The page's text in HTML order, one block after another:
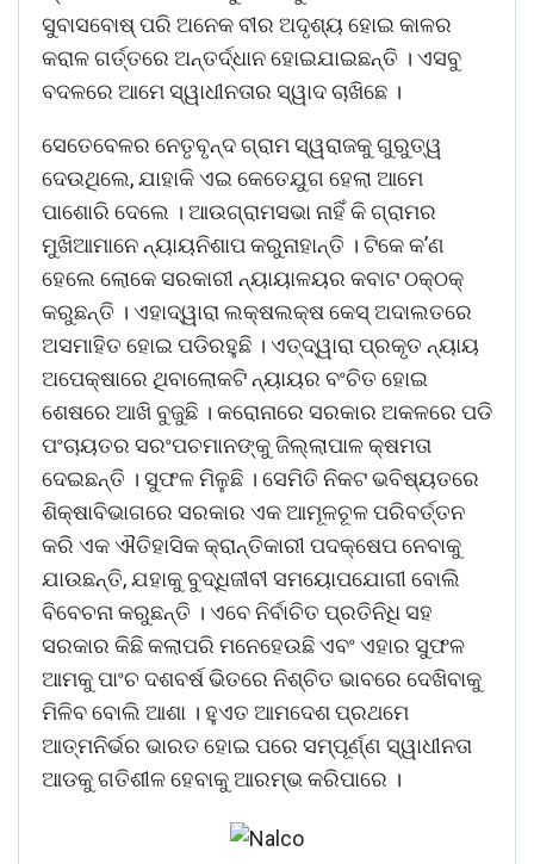
ସୁବାସବୋଷ୍ ପରି ଅନେକ ବୀର ଅଦୃଶ୍ୟ ହୋଇ କାଳର
କରାଳ ଗର୍ତ୍ତରେ ଅନ୍ତର୍ଦ୍ଧାନ ହୋଇଯାଇଛନ୍ତି । ଏସବୁ
ବଦଳରେ ଆମେ ସ୍ୱାଧୀନତାର ସ୍ୱାଦ ଚାଖିଛେ ।
ସେତେବେଳର ନେତୃବୃନ୍ଦ ଗ୍ରାମ ସ୍ୱରାଜକୁ ଗୁରୁତ୍ୱ
ଦେଉଥିଲେ, ଯାହାକି ଏଇ କେତେଯୁଗ ହେଲା ଆମେ
ପାଶୋରି ଦେଲେ । ଆଉଗ୍ରାମସଭା ନାହିଁ କି ଗ୍ରାମର
ମୁଖିଆମାନେ ନ୍ୟାୟନିଶାପ କରୁନାହାନ୍ତି । ଟିକେ କ’ଣ
ହେଲେ ଲୋକେ ସରକାରୀ ନ୍ୟାୟାଳୟର କବାଟ ଠକ୍ଠକ୍
କରୁଛନ୍ତି । ଏହାଦ୍ୱାରା ଲକ୍ଷଲକ୍ଷ କେସ୍ ଅଦାଲତରେ
ଅସମାହିତ ହୋଇ ପଡିରହୁଛି । ଏତ୍ଦ୍ୱାରା ପ୍ରକୃତ ନ୍ୟାୟ
ଅପେକ୍ଷାରେ ଥିବାଲୋକଟି ନ୍ୟାୟର ବଂଚିତ ହୋଇ
ଶେଷରେ ଆଖି ବୁଜୁଛି । କରୋନାରେ ସରକାର ଅକଳରେ ପଡି
ପଂଚାୟତର ସରଂପଚମାନଙ୍କୁ ଜିଲ୍ଲାପାଳ କ୍ଷମତା
ଦେଇଛନ୍ତି । ସୁଫଳ ମିଳୁଛି । ସେମିତି ନିକଟ ଭବିଷ୍ୟତରେ
ଶିକ୍ଷାବିଭାଗରେ ସରକାର ଏକ ଆମୂଳଚୂଳ ପରିବର୍ତ୍ତନ
କରି ଏକ ଐତିହାସିକ କ୍ରାନ୍ତିକାରୀ ପଦକ୍ଷେପ ନେବାକୁ
ଯାଉଛନ୍ତି, ଯହାକୁ ବୁଦ୍ଧିଜୀବୀ ସମୟୋପଯୋଗୀ ବୋଲି
ବିବେଚନା କରୁଛନ୍ତି । ଏବେ ନିର୍ବାଚିତ ପ୍ରତିନିଧି ସହ
ସରକାର କିଛି କଲାପରି ମନେହେଉଛି ଏବଂ ଏହାର ସୁଫଳ
ଆମକୁ ପାଂଚ ଦଶବର୍ଷ ଭିତରେ ନିଶ୍ଚିତ ଭାବରେ ଦେଖିବାକୁ
ମିଳିବ ବୋଲି ଆଶା । ହୁଏତ ଆମଦେଶ ପ୍ରଥମେ
ଆତ୍ମନିର୍ଭର ଭାରତ ହୋଇ ପରେ ସମ୍ପୂର୍ଣ୍ଣ ସ୍ୱାଧୀନତା
ଆଡକୁ ଗତିଶୀଳ ହେବାକୁ ଆରମ୍ଭ କରିପାରେ ।